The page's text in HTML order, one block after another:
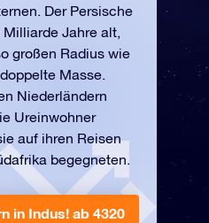
Der Persische
Jahre alt,
großen Radius wie
Masse.
Niederländern
Ureinwohner
auf ihren Reisen
begegneten.
in Indus! ab 4320